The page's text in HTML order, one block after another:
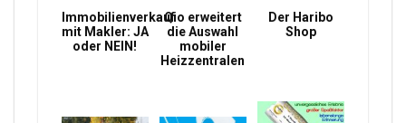
Immobilienverkauf
mit Makler: JA
oder NEIN!
Qio erweitert
die Auswahl
mobiler
Heizzentralen
Der Haribo
Shop